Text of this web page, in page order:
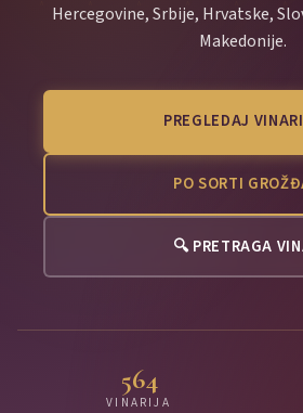
Hercegovine, Srbije, Hrvatske,
Makedonije.
PREGLEDAJ
PO SORTI
🔍 PRETRAGA
564
VINARIJA